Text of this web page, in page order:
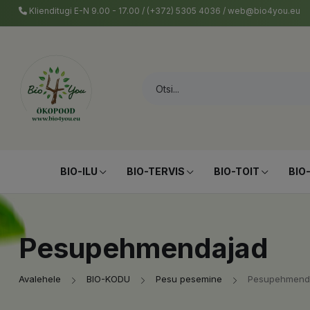
Klienditugi E-N 9.00 - 17.00 / (+372) 5305 4036 / web@bio4you.eu
BIO-ILU BIO-TERVIS BIO-TOIT
Pesupehmendajad
Avalehele BIO-KODU Pesu pesemine